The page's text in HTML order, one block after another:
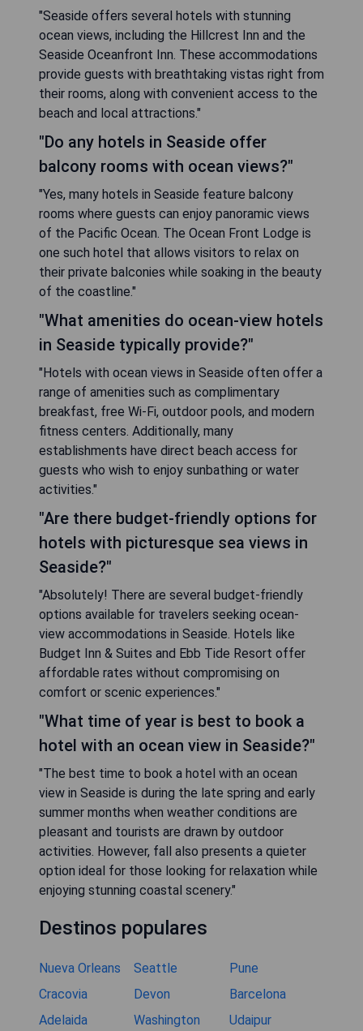
"Seaside offers several hotels with stunning
ocean views, including the Hillcrest Inn and the
Seaside Oceanfront Inn. These accommodations
provide guests with breathtaking vistas right from
their rooms, along with convenient access to the
beach and local attractions."
"Do any hotels in Seaside offer
balcony rooms with ocean views?"
"Yes, many hotels in Seaside feature balcony
rooms where guests can enjoy panoramic views
of the Pacific Ocean. The Ocean Front Lodge is
one such hotel that allows visitors to relax on
their private balconies while soaking in the beauty
of the coastline."
"What amenities do ocean-view hotels
in Seaside typically provide?"
"Hotels with ocean views in Seaside often offer a
range of amenities such as complimentary
breakfast, free Wi-Fi, outdoor pools, and modern
fitness centers. Additionally, many
establishments have direct beach access for
guests who wish to enjoy sunbathing or water
activities."
"Are there budget-friendly options for
hotels with picturesque sea views in
Seaside?"
"Absolutely! There are several budget-friendly
options available for travelers seeking ocean-
view accommodations in Seaside. Hotels like
Budget Inn & Suites and Ebb Tide Resort offer
affordable rates without compromising on
comfort or scenic experiences."
"What time of year is best to book a
hotel with an ocean view in Seaside?"
"The best time to book a hotel with an ocean
view in Seaside is during the late spring and early
summer months when weather conditions are
pleasant and tourists are drawn by outdoor
activities. However, fall also presents a quieter
option ideal for those looking for relaxation while
enjoying stunning coastal scenery."
Destinos populares
Nueva Orleans Seattle
Pune
Cracovia
Devon
Barcelona
Adelaida
Washington Udaipur